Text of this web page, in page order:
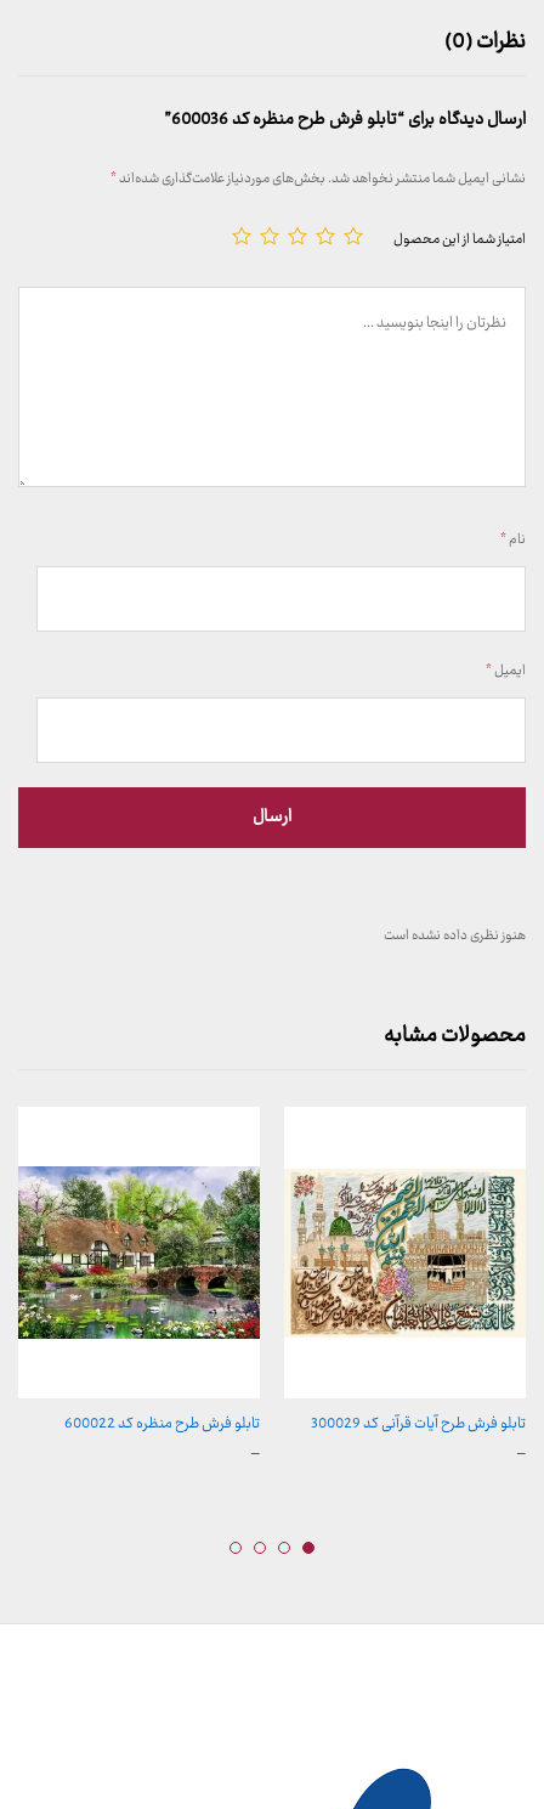
نظرات (0)
ارسال دیدگاه برای “تابلو فرش طرح منظره کد 600036”
نشانی ایمیل شما منتشر نخواهد شد.بخش‌های موردنیاز علامت‌گذاری شده‌اند*
امتیاز شما از این محصول
نام*
ایمیل*
هنوز نظری داده نشده است
محصولات مشابه
تابلو فرش طرح آیات قرآنی کد 300029
–محدوده
تابلو فرش طرح منظره کد 600022
–محدوده